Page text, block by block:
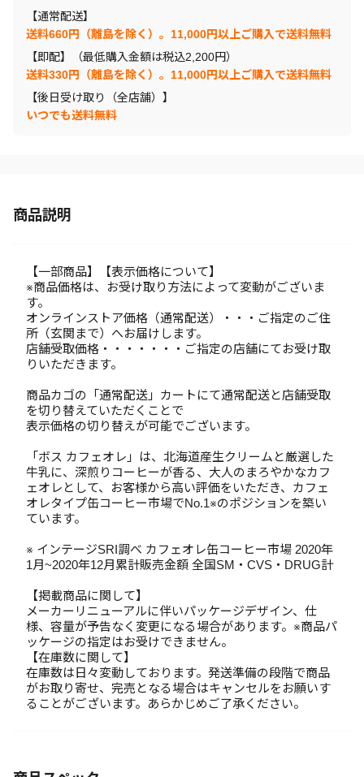
【通常配送】
送料660円（離島を除く）。11,000円以上ご購入で送料無料
【即配】（最低購入金額は税込2,200円）
送料330円（離島を除く）。11,000円以上ご購入で送料無料
【後日受け取り（全店舗）】
いつでも送料無料
商品説明
【一部商品】【表示価格について】
※商品価格は、お受け取り方法によって変動がございま
す。
オンラインストア価格（通常配送）・・・ご指定のご住
所（玄関まで）へお届けします。
店舗受取価格・・・・・・・ご指定の店舗にてお受け取
りいただきます。
商品カゴの「通常配送」カートにて通常配送と店舗受取
を切り替えていただくことで
表示価格の切り替えが可能でございます。
「ボス カフェオレ」は、北海道産生クリームと厳選した
牛乳に、深煎りコーヒーが香る、大人のまろやかなカフ
ェオレとして、お客様から高い評価をいただき、カフェ
オレタイプ缶コーヒー市場でNo.1※のポジションを築い
ています。
※ インテージSRI調べ カフェオレ缶コーヒー市場 2020年
1月~2020年12月累計販売金額 全国SM・CVS・DRUG計
【掲載商品に関して】
メーカーリニューアルに伴いパッケージデザイン、仕
様、容量が予告なく変更になる場合があります。※商品パ
ッケージの指定はお受けできません。
【在庫数に関して】
在庫数は日々変動しております。発送準備の段階で商品
がお取り寄せ、完売となる場合はキャンセルをお願いす
ることがございます。あらかじめご了承ください。